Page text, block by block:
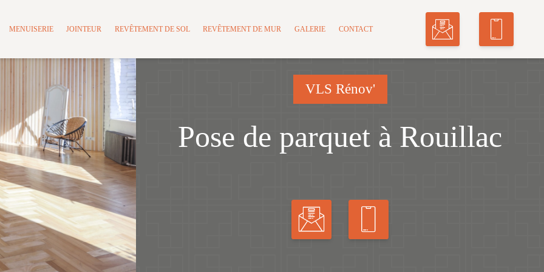
MENUISERIE JOINTEUR REVÊTEMENT DE SOL REVÊTEMENT DE MUR GALERIE CONTACT
VLS Rénov'
Pose de parquet à Rouillac